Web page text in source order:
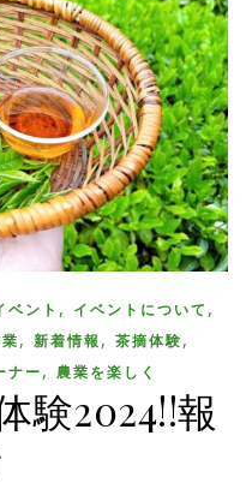
ベント , イベントについて ,
, 新着情報 , 茶摘体験,
ナー, 農業を楽しく
験2024!!報